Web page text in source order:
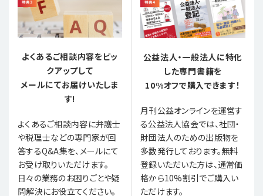
よくあるご相談内容をピッ
クアップして
メールにてお届けいたしま
す!
よくあるご相談内容に弁護士
や税理士などの専門家が回
答するQ&A集を、メールにて
お受け取りいただけます。
日々の業務のお困りごとや疑
問解決にお役立てください。
公益法人・一般法人に特化
した専門書籍を
10%オフで購入できます！
月刊公益オンラインを運営す
る公益法人協会では、社団・
財団法人のための出版物を
多数発行しております。無料
登録いただいた方は、通常価
格から10%割引でご購入い
ただけます。